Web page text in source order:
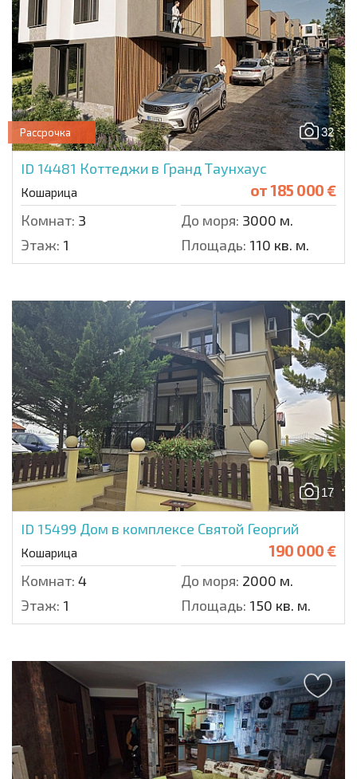
32
Рассрочка
ID 14481 Коттеджи в Гранд Таунхаус
Кошарица от185 000 €
Комнат: 3 До моря: 3000 м.
Этаж: 1 Площадь: 110 кв. м.
17
ID 15499 Дом в комплексе Святой Георгий
Кошарица 190 000 €
Комнат: 4 До моря: 2000 м.
Этаж: 1 Площадь: 150 кв. м.